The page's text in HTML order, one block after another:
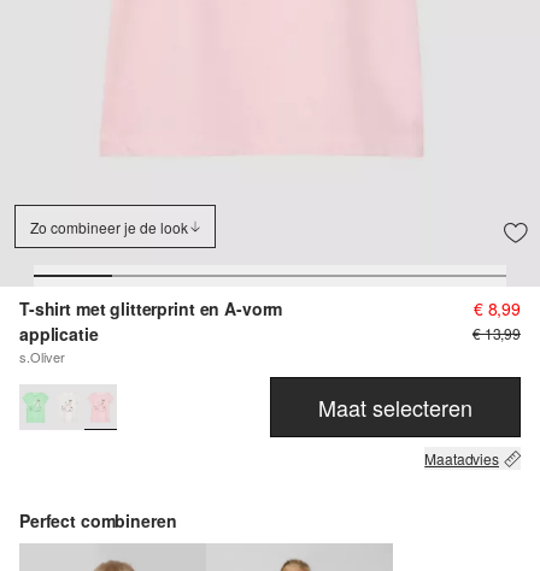
Zo combineer je de look
T-shirt met glitterprint en A-vorm
applicatie
s.Oliver
€ 8,99
€ 13,99
Maat selecteren
Maatadvies
Perfect combineren